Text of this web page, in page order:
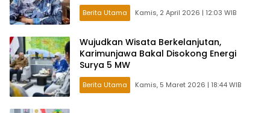
Berita Utama Kamis, 2 April 2026 | 12:03 WIB
Wujudkan Wisata Berkelanjutan,
Karimunjawa Bakal Disokong Energi
Surya 5 MW
Berita Utama Kamis, 5 Maret 2026 | 18:44 WIB